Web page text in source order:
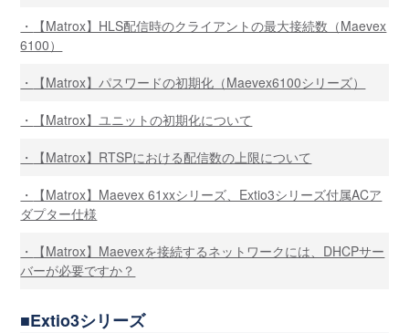
【Matrox】HLS配信時のクライアントの最大接続数（Maevex
6100）
【Matrox】パスワードの初期化（Maevex6100シリーズ）
【Matrox】ユニットの初期化について
【Matrox】RTSPにおける配信数の上限について
【Matrox】Maevex 61xxシリーズ、Extio3シリーズ付属ACア
ダプター仕様
【Matrox】Maevexを接続するネットワークには、DHCPサー
バーが必要ですか？
Extio3シリーズ